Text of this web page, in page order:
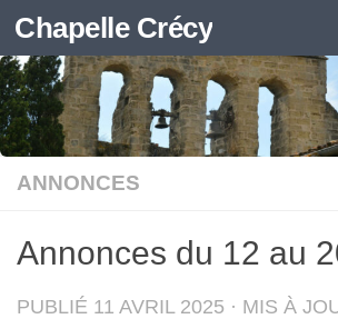
Skip to content
Chapelle Crécy
ANNONCES
Annonces du 12 au
PUBLIÉ 11 AVRIL 2025 · MIS À